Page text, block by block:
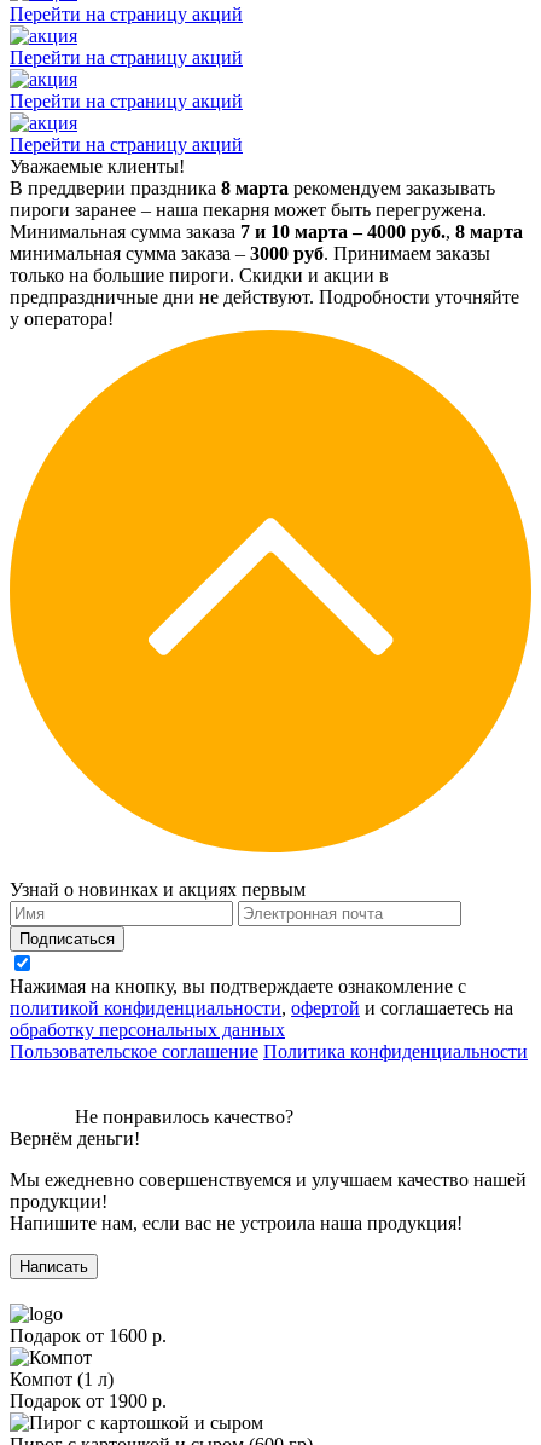
Перейти на страницу акций
Перейти на страницу акций
Перейти на страницу акций
Перейти на страницу акций
Уважаемые клиенты!
В преддверии праздника 8 марта рекомендуем заказывать
пироги заранее – наша пекарня может быть перегружена.
Минимальная сумма заказа 7 и 10 марта – 4000 руб., 8 марта
минимальная сумма заказа – 3000 руб. Принимаем заказы
только на большие пироги. Скидки и акции в
предпраздничные дни не действуют. Подробности уточняйте
у оператора!
Узнай о новинках и акциях первым
Подписаться
Нажимая на кнопку, вы подтверждаете ознакомление с
политикой конфиденциальности, офертой и соглашаетесь на
обработку персональных данных
Пользовательское соглашение Политика конфиденциальности
Не понравилось качество?
Вернём деньги!
Мы ежедневно совершенствуемся и улучшаем качество нашей
продукции!
Напишите нам, если вас не устроила наша продукция!
Написать
Подарок от 1600 р.
Компот (1 л)
Подарок от 1900 р.